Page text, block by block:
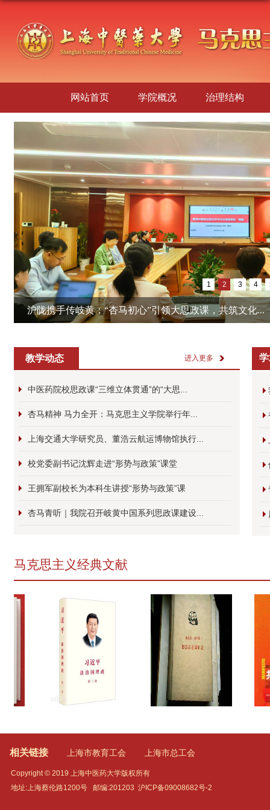
网站首页 学院概况 治理结构
沪陇携手传岐黄：“杏马初心”引领大思政课，共筑文化...
1 2 3 4
教学动态 进入更多
中医药院校思政课“三维立体贯通”的“大思...
杏马精神 马力全开：马克思主义学院举行年...
上海交通大学研究员、董浩云航运博物馆执行...
校党委副书记沈辉走进“形势与政策”课堂
王拥军副校长为本科生讲授“形势与政策”课
杏马青听｜我院召开岐黄中国系列思政课建设...
马克思主义经典文献
相关链接 上海市教育工会 上海市总工会
Copyright © 2019 上海中医药大学版权所有
地址:上海蔡伦路1200号
邮编:201203 沪ICP备09008682号-2